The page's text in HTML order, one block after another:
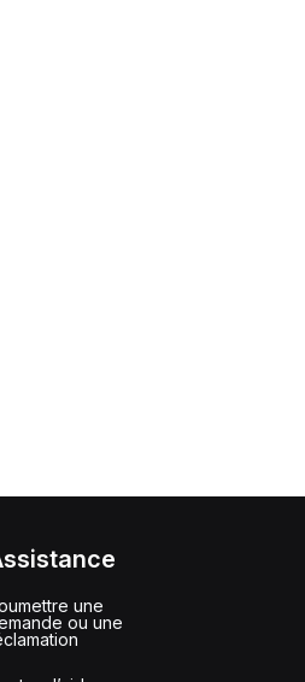
une
ou une